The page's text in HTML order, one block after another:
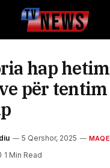
hap
për
5 Qershor, 2025
1 Min Read